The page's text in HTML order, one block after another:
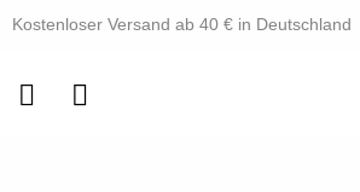
Kostenloser Versand ab 40 € in Deutschland